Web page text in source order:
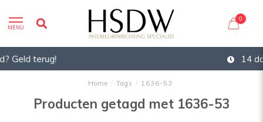
MENU
0
Home / Tags / 1636-53
Producten getagd met 1636-53